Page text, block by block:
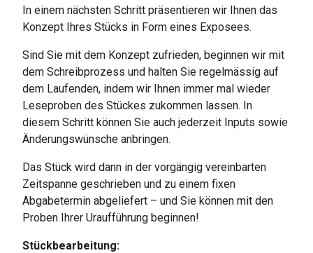
In einem nächsten Schritt präsentieren wir Ihnen das
Konzept Ihres Stücks in Form eines Exposees.
Sind Sie mit dem Konzept zufrieden, beginnen wir mit
dem Schreibprozess und halten Sie regelmässig auf
dem Laufenden, indem wir Ihnen immer mal wieder
Leseproben des Stückes zukommen lassen. In
diesem Schritt können Sie auch jederzeit Inputs sowie
Änderungswünsche anbringen.
Das Stück wird dann in der vorgängig vereinbarten
Zeitspanne geschrieben und zu einem fixen
Abgabetermin abgeliefert – und Sie können mit den
Proben Ihrer Uraufführung beginnen!
Stückbearbeitung: